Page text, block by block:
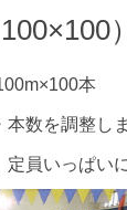
本
数を調整しま
定員いっぱい